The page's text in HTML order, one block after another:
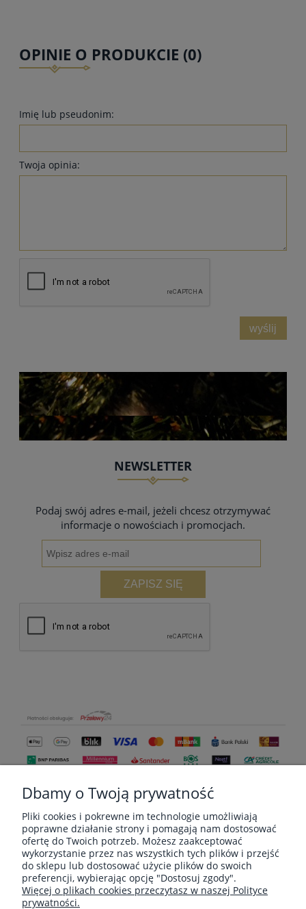
OPINIE O PRODUKCIE (0)
Imię lub pseudonim:
Twoja opinia:
wyślij
NEWSLETTER
Podaj swój adres e-mail, jeżeli chcesz otrzymywać
informacje o nowościach i promocjach.
ZAPISZ SIĘ
MOJE KONTO
Dbamy o Twoją prywatność
Pliki cookies i pokrewne im technologie umożliwiają
poprawne działanie strony i pomagają nam dostosować
ofertę do Twoich potrzeb. Możesz zaakceptować
wykorzystanie przez nas wszystkich tych plików i przejść
do sklepu lub dostosować użycie plików do swoich
preferencji, wybierając opcję "Dostosuj zgody".
Więcej o plikach cookies przeczytasz w naszej Polityce
prywatności.